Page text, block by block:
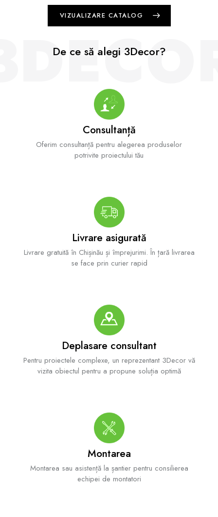
VIZUALIZARE CATALOG
De ce să alegi 3Decor?
Consultanță
Oferim consultanță pentru alegerea produselor
potrivite proiectului tău
Livrare asigurată
Livrare gratuită în Chișinău și împrejurimi. În țară livrarea
se face prin curier rapid
Deplasare consultant
Pentru proiectele complexe, un reprezentant 3Decor vă
vizita obiectul pentru a propune soluția optimă
Montarea
Montarea sau asistență la șantier pentru consilierea
echipei de montatori